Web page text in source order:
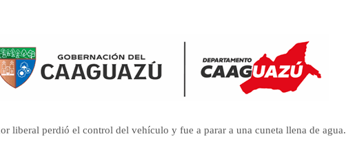
liberal perdió el control del vehículo y fue a parar a una cuneta llena de agua.